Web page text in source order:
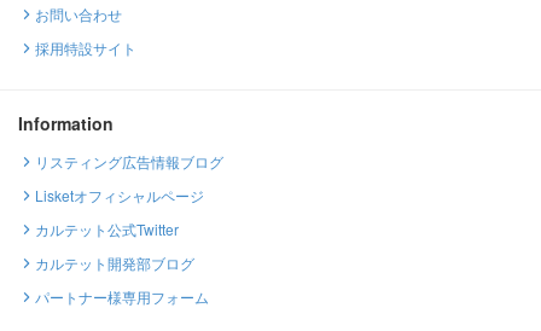
お問い合わせ
採用特設サイト
Information
リスティング広告情報ブログ
Lisketオフィシャルページ
カルテット公式Twitter
カルテット開発部ブログ
パートナー様専用フォーム